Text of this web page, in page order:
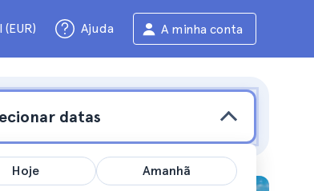
Ajuda A minha conta
datas
Hoje Amanhã